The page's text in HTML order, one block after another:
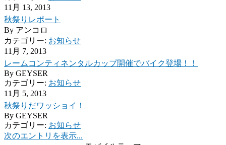
11月 13, 2013
秋祭りレポート
By アンコロ
カテゴリー: お知らせ
11月 7, 2013
レームコンティネンタルカップ開催でバイク登場！！
By GEYSER
カテゴリー: お知らせ
11月 5, 2013
秋祭りだワッショイ！
By GEYSER
カテゴリー: お知らせ
次のエントリを表示...